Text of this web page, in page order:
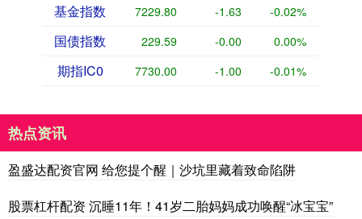
基金指数 7229.80 -1.63 -0.02%
国债指数 229.59 -0.00 0.00%
期指IC0 7730.00 -1.00 -0.01%
热点资讯
盈盛达配资官网 给您提个醒｜沙坑里藏着致命陷阱
股票杠杆配资 沉睡11年！41岁二胎妈妈成功唤醒“冰宝宝”